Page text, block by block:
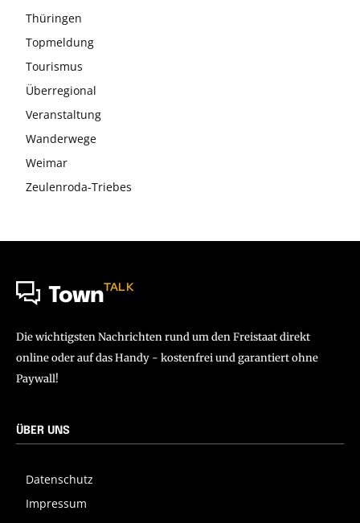
Thüringen
Topmeldung
Tourismus
Überregional
Veranstaltung
Wanderwege
Weimar
Zeulenroda-Triebes
TownTALK
Die wichtigsten Nachrichten rund um den Freistaat direkt
online oder auf das Handy - kostenfrei und garantiert ohne
Paywall!
ÜBER UNS
Datenschutz
Impressum